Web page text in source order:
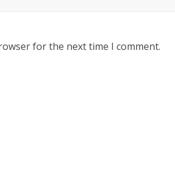
for the next time I comment.